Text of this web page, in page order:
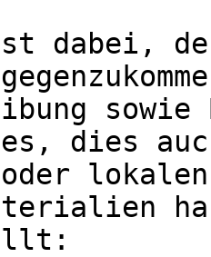
dabei,
dies